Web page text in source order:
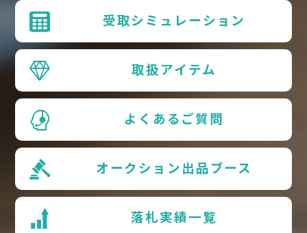
受取シミュレーション
取扱アイテム
よくあるご質問
オークション出品ブース
落札実績一覧